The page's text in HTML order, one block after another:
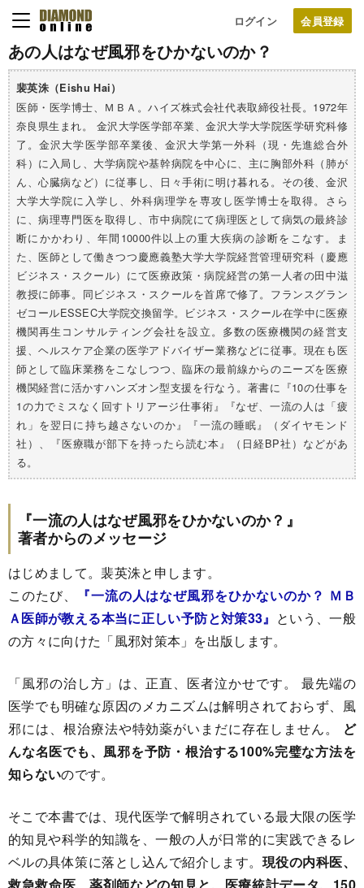
ログイン
あの人はなぜ風邪をひかないのか？
裴英洙（Eishu Hai）
医師・医学博士、ＭＢＡ。ハイズ株式会社代表取締役社長。1972年
奈良県生まれ。 金沢大学医学部卒業、金沢大学大学院医学研究科修
了。金沢大学医学部卒業後、金沢大学第一外科（現・先進総合外
科）に入局し、大学病院や基幹病院を中心に、主に胸部外科（肺が
ん、心臓病など）に従事し、日々手術に明け暮れる。その後、金沢
大学大学院に入学し、外科病理学を専攻し医学博士を取得。さら
に、病理専門医を取得し、市中病院にて病理医として病気の最終診
断にかかわり、年間10000件以上の重大疾病の診断をこなす。ま
た、医師として働きつつ慶應義塾大学大学院経営管理研究科（慶應
ビジネス・スクール）にて医療政策・病院経営の第一人者の田中滋
教授に師事。同ビジネス・スクールを首席で修了。フランスグラン
ゼコールESSEC大学院交換留学。ビジネス・スクール在学中に医療
機関再生コンサルティング会社を設立。多数の医療機関の経営支
援、ヘルスケア企業の医学アドバイザー業務などに従事。現在も医
師として臨床業務をこなしつつ、臨床の最前線からのニーズを医療
機関経営に活かすハンズオン型支援を行なう。著書に『10の仕事を
1の力でミスなく回すトリアージ仕事術』『なぜ、一流の人は「疲
れ」を翌日に持ち越さないのか』『一流の睡眠』（ダイヤモンド
社）、『医療職が部下を持ったら読む本』（日経BP社）などがあ
る。
『一流の人はなぜ風邪をひかないのか？』
著者からのメッセージ
はじめまして。裴英洙と申します。
このたび、
『一流の人はなぜ風邪をひかないのか？ ＭＢ
Ａ医師が教える本当に正しい予防と対策33』 という、一般
の方々に向けた「風邪対策本」を出版します。
「風邪の治し方」は、正直、医者泣かせです。 最先端の
医学でも明確な原因のメカニズムは解明されておらず、風
邪には、根治療法や特効薬がいまだに存在しません。
ど
んな名医でも、風邪を予防・根治する100%完璧な方法を
知らないのです。
そこで本書では、現代医学で解明されている最大限の医学
的知見や科学的知識を、一般の人が日常的に実践できるレ
ベルの具体策に落とし込んで紹介します。 現役の内科医、